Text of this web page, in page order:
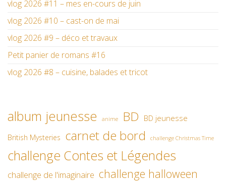
vlog 2026 #11 – mes en-cours de juin
vlog 2026 #10 – cast-on de mai
vlog 2026 #9 – déco et travaux
Petit panier de romans #16
vlog 2026 #8 – cuisine, balades et tricot
album jeunesse anime BD BD jeunesse
British Mysteries carnet de bord challenge Christmas Time
challenge Contes et Légendes
challenge de l'imaginaire challenge halloween